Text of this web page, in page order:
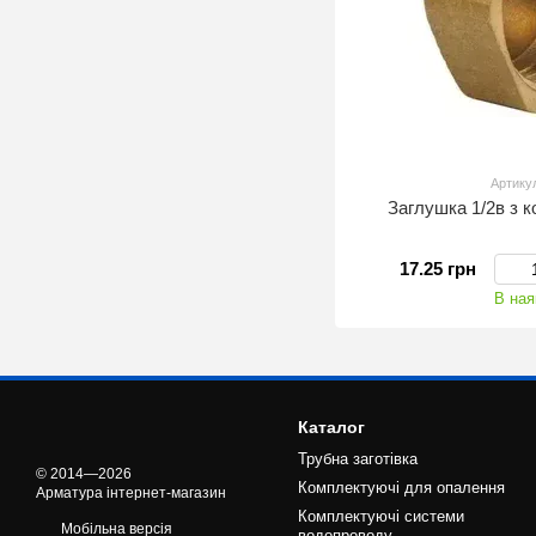
Заглушка 1/2в з
17.25 грн
В
© 2014—2026
Арматура інтернет-магазин
Мобільна версія
Каталог
Трубна заготівка
Комплектуючі для опалення
Комплектуючі системи